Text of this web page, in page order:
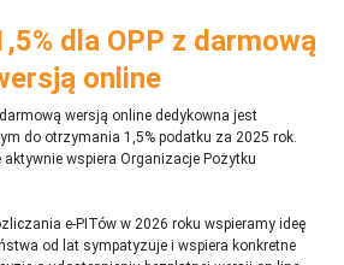
dla OPP z darmową
online
wersją online dedykowna jest
do otrzymania 1,5% podatku za 2025 rok.
wspiera Organizacje Pożytku
e-PITów w 2026 roku wspieramy ideę
od lat sympatyzuje i wspiera konkretne